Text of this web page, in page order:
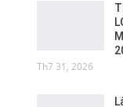
Th7 31, 2026